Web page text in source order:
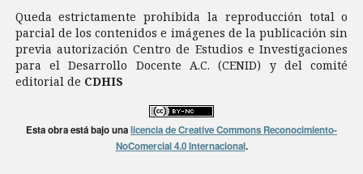
Queda estrictamente prohibida la reproducción total o
parcial de los contenidos e imágenes de la publicación sin
previa autorización Centro de Estudios e Investigaciones
para el Desarrollo Docente A.C. (CENID) y del comité
editorial de CDHIS
Esta obra está bajo unalicencia de Creative Commons Reconocimiento-
NoComercial 4.0 Internacional.